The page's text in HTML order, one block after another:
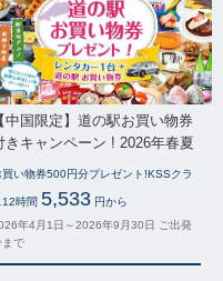
【中国限定】道の駅お買い物券
きキャンペーン ! 2026年春夏
買い物券500円分プレゼント!KSSクラ
12時間 5,533 円から
年4月1日～2026年9月30日 ご出発
まで